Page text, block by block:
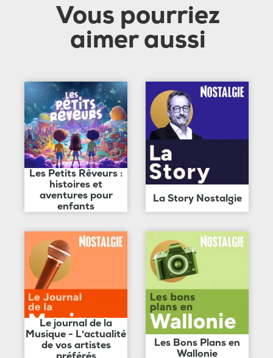
Vous pourriez
aimer aussi
Les Petits Rêveurs :
histoires et
aventures pour
enfants
La Story Nostalgie
Le journal de la
Musique - L'actualité
de vos artistes
Les Bons Plans en
Wallonie